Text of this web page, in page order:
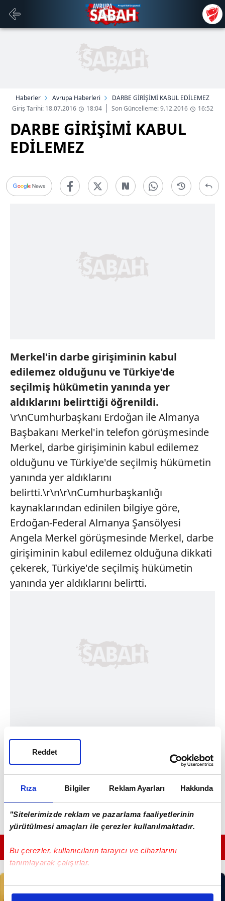
Rıza Bilgiler Reklam Ayarları Hakkında
"Sitelerimizde reklam ve pazarlama faaliyetlerinin
yürütülmesi amaçları ile çerezler kullanılmaktadır.
Bu çerezler, kullanıcıların tarayıcı ve cihazlarını
tanımlayarak çalışırlar.
Bu çerezlere izin vermeniz halinde sizlere özel
Reddet
Haberler Avrupa Haberleri
DARBE GİRİŞİMİ KABUL EDİLEMEZ
Giriş Tarihi: 18.07.2016
18:04 Son Güncelleme: 9.12.2016 16:52
DARBE GİRİŞİMİ KABUL
EDİLEMEZ
Merkel'in darbe girişiminin kabul
edilemez olduğunu ve Türkiye'de
seçilmiş hükümetin yanında yer
aldıklarını belirttiği öğrenildi.
\r\nCumhurbaşkanı Erdoğan ile Almanya
Başbakanı Merkel'in telefon görüşmesinde
Merkel, darbe girişiminin kabul edilemez
olduğunu ve Türkiye'de seçilmiş hükümetin
yanında yer aldıklarını
belirtti.\r\n\r\nCumhurbaşkanlığı
kaynaklarından edinilen bilgiye göre,
Erdoğan-Federal Almanya Şansölyesi
Angela Merkel görüşmesinde Merkel, darbe
girişiminin kabul edilemez olduğuna dikkati
çekerek, Türkiye'de seçilmiş hükümetin
yanında yer aldıklarını belirtti.
GÜNÜN EN ÖNEMLİ MANŞETLERİ İÇİN TIKLAYIN